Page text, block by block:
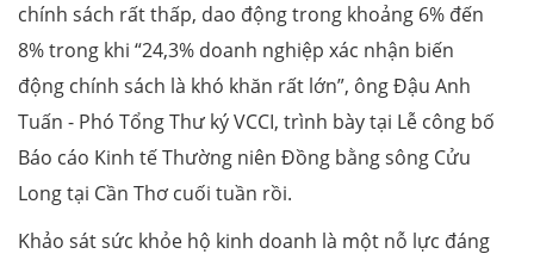
chính sách rất thấp, dao động trong khoảng 6% đến
8% trong khi “24,3% doanh nghiệp xác nhận biến
động chính sách là khó khăn rất lớn”, ông Đậu Anh
Tuấn - Phó Tổng Thư ký VCCI, trình bày tại Lễ công bố
Báo cáo Kinh tế Thường niên Đồng bằng sông Cửu
Long tại Cần Thơ cuối tuần rồi.
Khảo sát sức khỏe hộ kinh doanh là một nỗ lực đáng